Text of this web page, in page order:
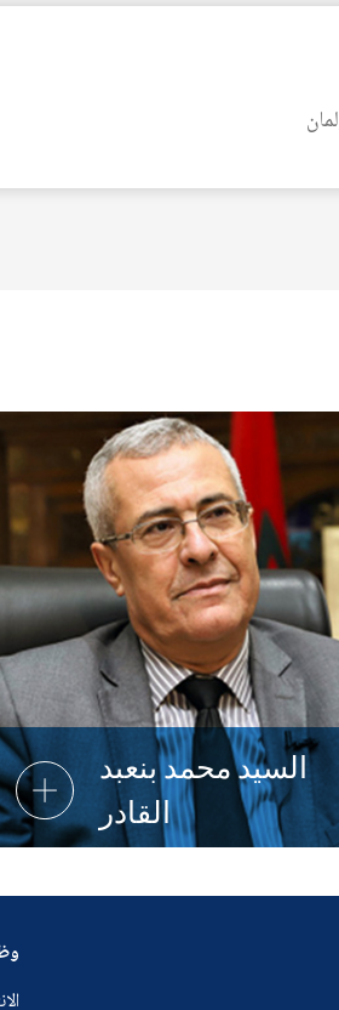
السيد محمد بنعبد
القادر